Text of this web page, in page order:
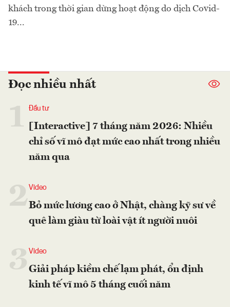
khách trong thời gian dừng hoạt động do dịch Covid-
19...
Đọc nhiều nhất
Đầu tư
[Interactive] 7 tháng năm 2026: Nhiều
chỉ số vĩ mô đạt mức cao nhất trong nhiều
năm qua
2Video
Bỏ mức lương cao ở Nhật, chàng kỹ sư về
quê làm giàu từ loài vật ít người nuôi
Video
Giải pháp kiềm chế lạm phát, ổn định
kinh tế vĩ mô 5 tháng cuối năm